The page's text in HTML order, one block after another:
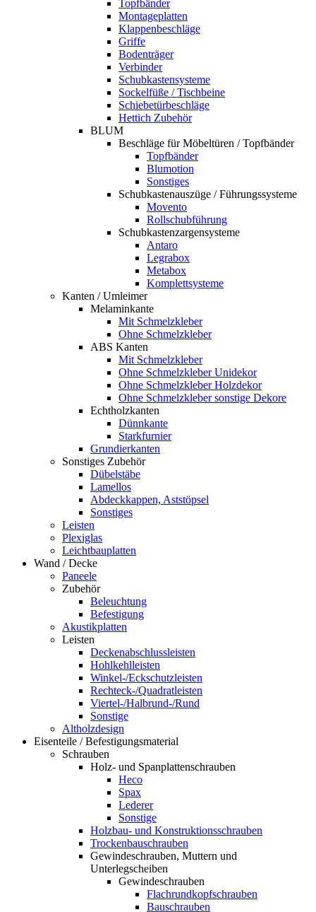
Topfbänder
Montageplatten
Klappenbeschläge
Griffe
Bodenträger
Verbinder
Schubkastensysteme
Sockelfüße / Tischbeine
Schiebetürbeschläge
Hettich Zubehör
BLUM
Beschläge für Möbeltüren / Topfbänder
Topfbänder
Blumotion
Sonstiges
Schubkastenauszüge / Führungssysteme
Movento
Rollschubführung
Schubkastenzargensysteme
Antaro
Legrabox
Metabox
Komplettsysteme
Kanten / Umleimer
Melaminkante
Mit Schmelzkleber
Ohne Schmelzkleber
ABS Kanten
Mit Schmelzkleber
Ohne Schmelzkleber Unidekor
Ohne Schmelzkleber Holzdekor
Ohne Schmelzkleber sonstige Dekore
Echtholzkanten
Dünnkante
Starkfurnier
Grundierkanten
Sonstiges Zubehör
Dübelstäbe
Lamellos
Abdeckkappen, Aststöpsel
Sonstiges
Leisten
Plexiglas
Leichtbauplatten
Wand / Decke
Paneele
Zubehör
Beleuchtung
Befestigung
Akustikplatten
Leisten
Deckenabschlussleisten
Hohlkehlleisten
Winkel-/Eckschutzleisten
Rechteck-/Quadratleisten
Viertel-/Halbrund-/Rund
Sonstige
Altholzdesign
Eisenteile / Befestigungsmaterial
Schrauben
Holz- und Spanplattenschrauben
Heco
Spax
Lederer
Sonstige
Holzbau- und Konstruktionsschrauben
Trockenbauschrauben
Gewindeschrauben, Muttern und
Unterlegscheiben
Gewindeschrauben
Flachrundkopfschrauben
Bauschrauben